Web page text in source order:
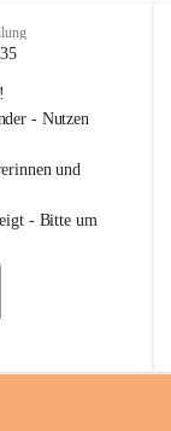
- Nutzen
und
- Bitte um